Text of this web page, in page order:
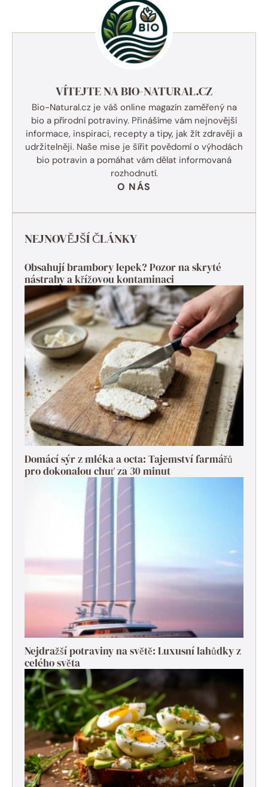
VÍTEJTE NA BIO-NATURAL.CZ
Bio-Natural.cz je váš online magazín zaměřený na
bio a přírodní potraviny. Přinášíme vám nejnovější
informace, inspiraci, recepty a tipy, jak žít zdravěji a
udržitelněji. Naše mise je šířit povědomí o výhodách
bio potravin a pomáhat vám dělat informovaná
rozhodnutí.
O NÁS
NEJNOVĚJŠÍ ČLÁNKY
Obsahují brambory lepek? Pozor na skryté
nástrahy a křížovou kontaminaci
Domácí sýr z mléka a octa: Tajemství farmářů
pro dokonalou chuť za 30 minut
Nejdražší potraviny na světě: Luxusní lahůdky z
celého světa